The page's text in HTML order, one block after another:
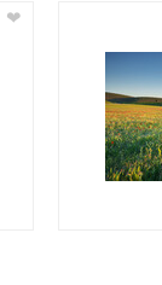
❤